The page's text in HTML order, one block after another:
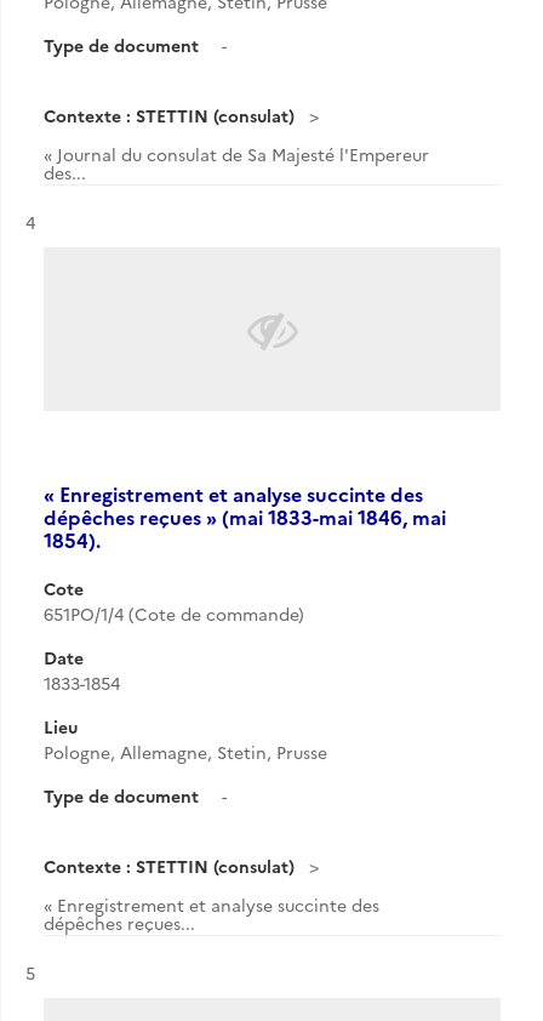
Type de document
-
Contexte : STETTIN (consulat)
« Journal du consulat de Sa Majesté l'Empereur
des...
Résultat n°
4
« Enregistrement et analyse succinte des
dépêches reçues » (mai 1833-mai 1846, mai
1854).
Cote
651PO/1/4 (Cote de commande)
Date
1833-1854
Lieu
Pologne, Allemagne, Stetin, Prusse
Type de document
-
Contexte : STETTIN (consulat)
« Enregistrement et analyse succinte des
dépêches reçues...
Résultat n°
5